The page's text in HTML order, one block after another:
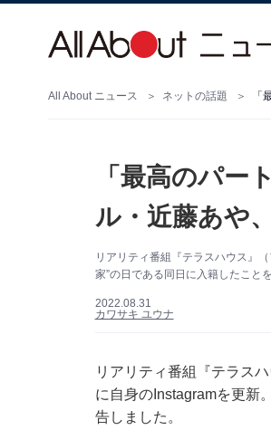
All About ニュース ネットの話題 「
「最高のパー
ル・近藤あや
リアリティ番組『テラスハウス』
家”の日である同日に入籍したこと
2022.08.31
カワサキ ユウナ
リアリティ番組『テラス
に自身のInstagramを更新
告しました。